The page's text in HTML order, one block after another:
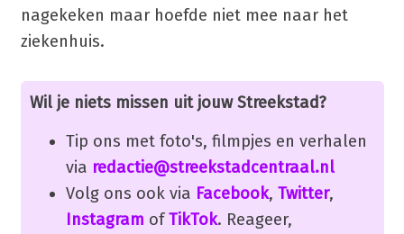
nagekeken maar hoefde niet mee naar het
ziekenhuis.
Wil je niets missen uit jouw Streekstad?
Tip ons met foto's, filmpjes en verhalen
via redactie@streekstadcentraal.nl
Volg ons ook via Facebook, Twitter,
Instagram ofTikTok. Reageer,